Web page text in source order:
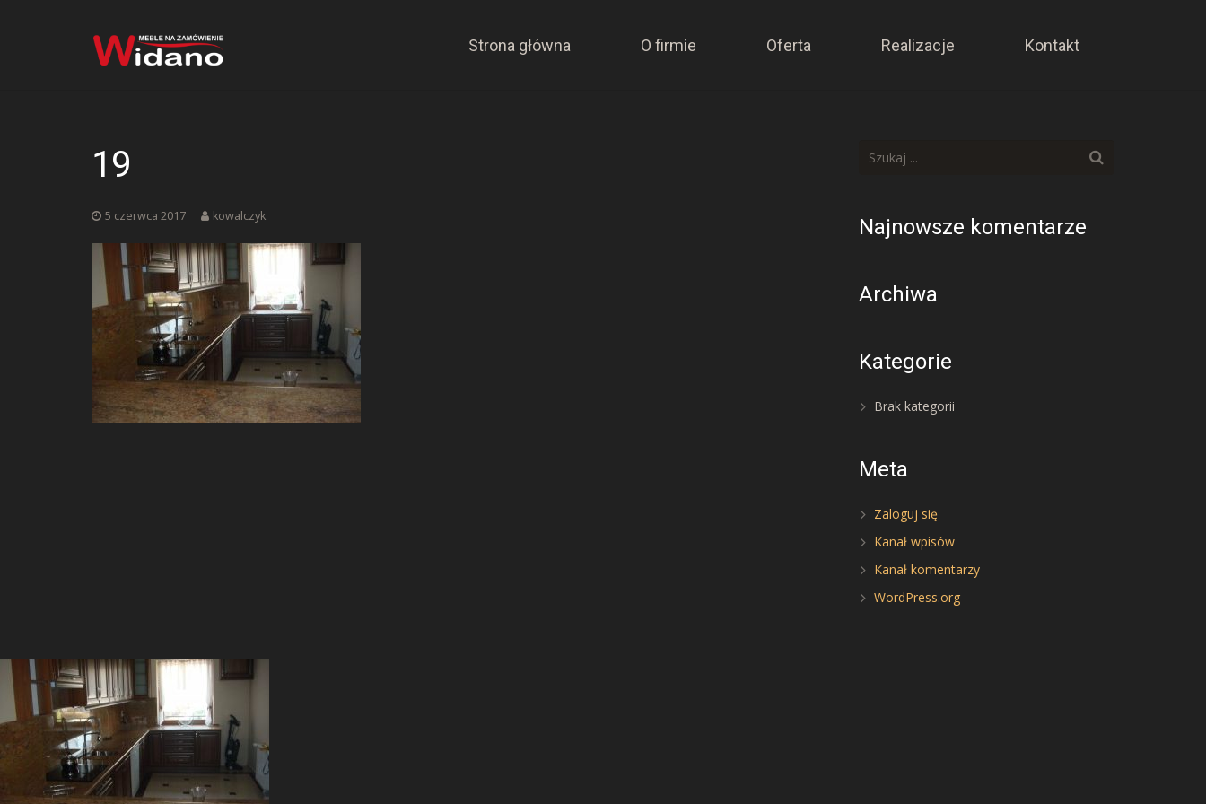
Strona główna O firmie Oferta Realizacje Kontakt
19
5 czerwca 2017 kowalczyk Najnowsze komentarze
Archiwa
Kategorie
Brak kategorii
Meta
Zaloguj się
Kanał wpisów
Kanał komentarzy
WordPress.org